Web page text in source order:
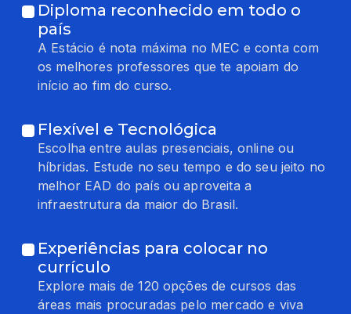
Diploma reconhecido em todo o
país
A Estácio é nota máxima no MEC e conta com
os melhores professores que te apoiam do
início ao fim do curso.
Flexível e Tecnológica
Escolha entre aulas presenciais, online ou
híbridas. Estude no seu tempo e do seu jeito no
melhor EAD do país ou aproveita a
infraestrutura da maior do Brasil.
Experiências para colocar no
currículo
Explore mais de 120 opções de cursos das
áreas mais procuradas pelo mercado e viva